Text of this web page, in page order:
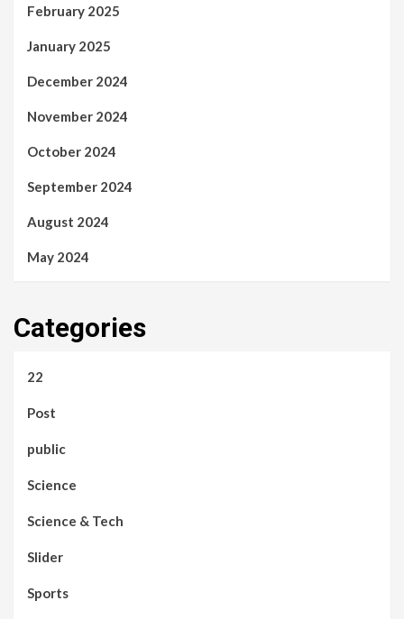
February 2025
January 2025
December 2024
November 2024
October 2024
September 2024
August 2024
May 2024
Categories
22
Post
public
Science
Science & Tech
Slider
Sports